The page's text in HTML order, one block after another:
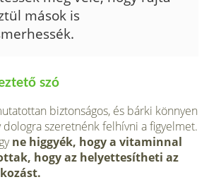
mások is
szó
biztonságos, és bárki könnyen
dologra szeretnénk felhívni a figyelmet.
ne higgyék, hogy a vitaminnal
hogy az helyettesítheti az